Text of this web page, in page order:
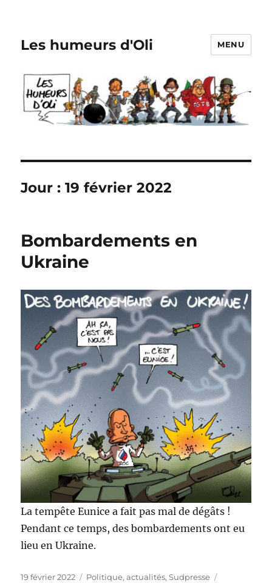
Les humeurs d'Oli MENU
Jour :19 février 2022
Bombardements en
Ukraine
La tempête Eunice a fait pas mal de dégâts !
Pendant ce temps, des bombardements ont eu
lieu en Ukraine.
Publié
19 février 2022 Catégories
Politique, actualités,Sudpresse